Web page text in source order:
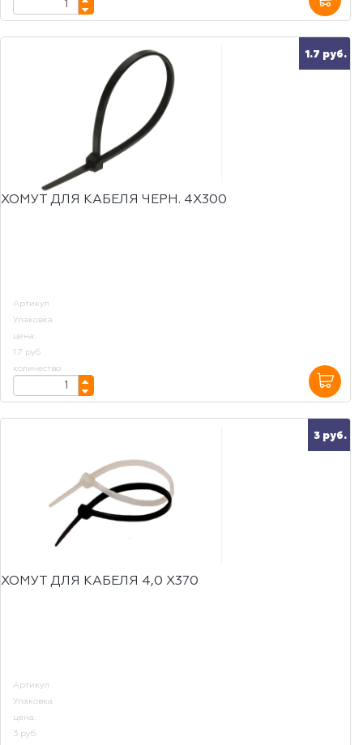
1.7 руб.
ХОМУТ ДЛЯ КАБЕЛЯ ЧЕРН. 4Х300
Артикул
Упаковка
цена:
1.7 руб.
количество:
3 руб.
ХОМУТ ДЛЯ КАБЕЛЯ 4,0 Х370
Артикул
Упаковка
цена:
3 руб.